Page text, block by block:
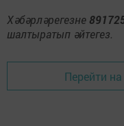
Хәбәрләрегезне
шалтыратып әйтегез.
Перейти